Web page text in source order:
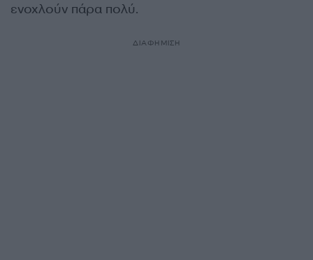
ενοχλούν πάρα πολύ.
ΔΙΑΦΗΜΙΣΗ